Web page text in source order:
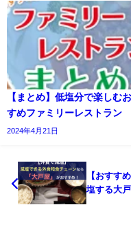
【まとめ】低塩分で楽しむ
すめファミリーレストラン
2024年4月21日
【おすす
塩する大